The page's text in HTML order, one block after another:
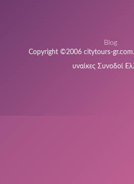
Blog
Copyright ©2006 citytours-
υναίκες Συνοδοί